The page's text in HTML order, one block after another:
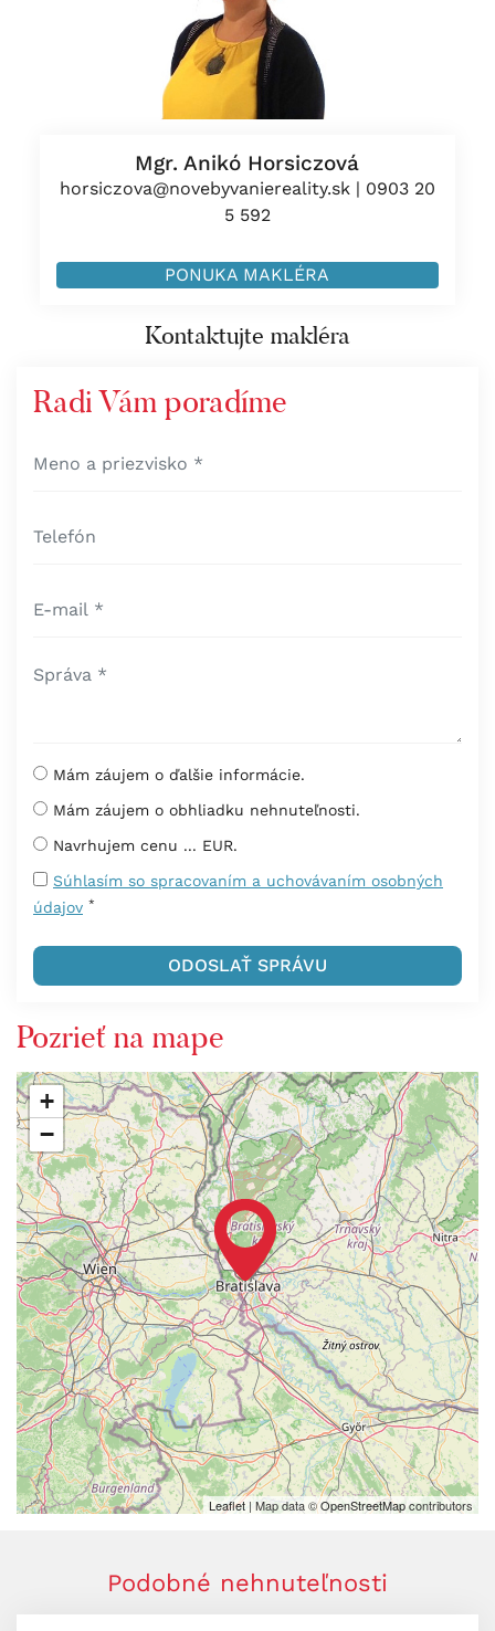
Mgr. Anikó Horsiczová
horsiczova@novebyvaniereality.sk| 0903 20
5 592
PONUKA MAKLÉRA
Kontaktujte makléra
Radi Vám poradíme
Mám záujem o ďalšie informácie.
Mám záujem o obhliadku nehnuteľnosti.
Navrhujem cenu ... EUR.
Súhlasím so spracovaním a uchovávaním osobných
údajov *
Pozrieť na mape
+
−
Leaflet | Map data ©OpenStreetMapcontributors
Podobné nehnuteľnosti